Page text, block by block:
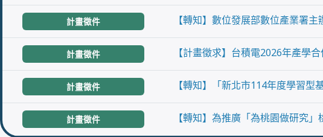
計畫徵件 【轉知】數位發展部數位產業署
計畫徵件 【計畫徵求】台積電2026年產學
計畫徵件 【轉知】「新北市114年度學習型
計畫徵件 【轉知】為推廣「為桃園做研究